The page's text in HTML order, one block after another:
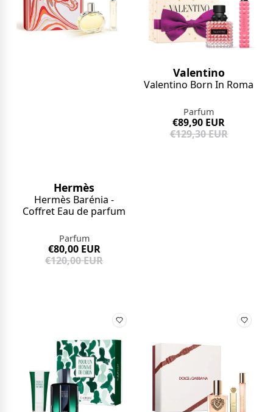
Hermès
Hermès Barénia -
Coffret Eau de parfum
Parfum
€80,00 EUR
€120,00 EUR
Valentino
Valentino Born In Roma
Parfum
€89,90 EUR
€129,30 EUR